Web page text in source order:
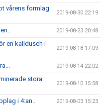
vårens formlag
2019-08-30 22:19
2019-08-23 20:48
en kalldusch i
2019-08-18 17:09
2019-08-14 22:02
stora
2019-08-10 15:58
i 4:an.. 2019-08-03 15:23